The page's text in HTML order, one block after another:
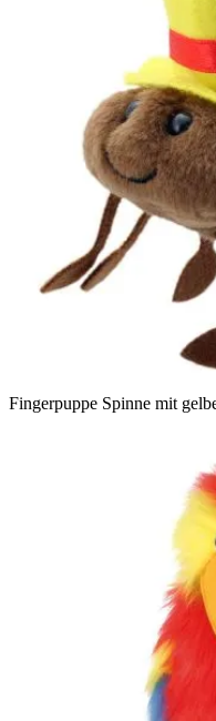
Fingerpuppe Spinne mit